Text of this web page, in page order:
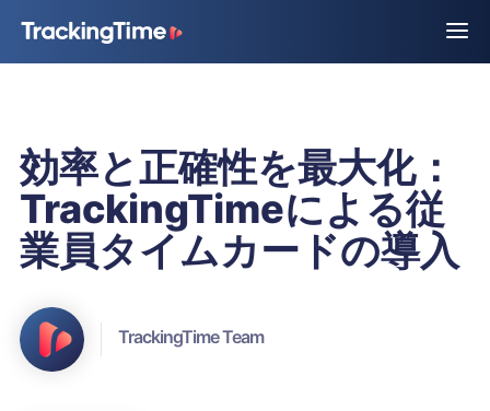
効率と正確性を最大化：
TrackingTimeによる従
業員タイムカードの導入
TrackingTime Team